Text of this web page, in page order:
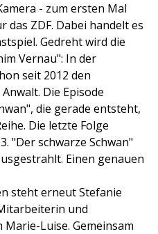
- zum ersten Mal
ZDF. Dabei handelt es
Gedreht wird die
Vernau": In der
seit 2012 den
Die Episode
die gerade entsteht,
Die letzte Folge
"Der schwarze Schwan"
Einen genauen
steht erneut Stefanie
und
Luise. Gemeinsam